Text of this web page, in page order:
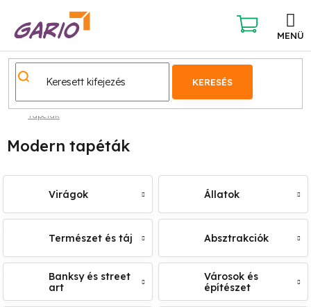
KERESÉS
KOSÁR
Tapéták
Modern tapéták
Virágok Állatok
Természet és táj Absztrakciók
Banksy és street
art
Városok és
építészet